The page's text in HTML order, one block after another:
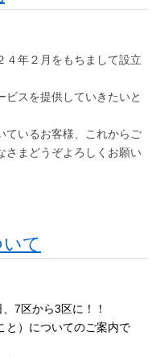
４年２月をもちまして設立
ビスを提供していきたいと
ているお客様、これからご
さまどうぞよろしくお願い
て
7区から3区に！！
と）についてのご案内で